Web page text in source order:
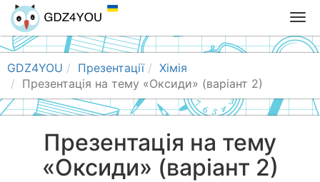
T
o
g
e
n
GDZ4YOU Презентації
Хімія
Презентація на тему «Оксиди» (варіант 2)
Презентація на тему
«Оксиди» (варіант 2)